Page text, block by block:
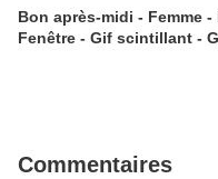
Bon après-midi - Femme -
Fenêtre - Gif scintillant -
Commentaires